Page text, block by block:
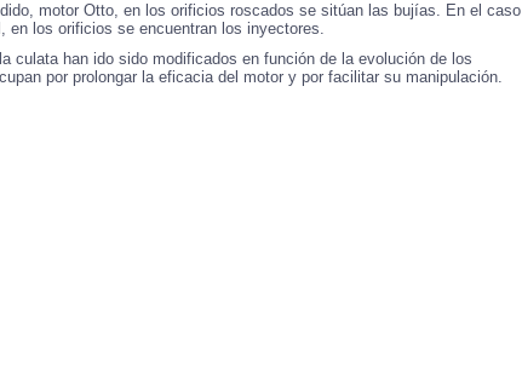
motor Otto, en los orificios roscados se sitúan las bujías. En el caso
en los orificios se encuentran los inyectores.
culata han ido sido modificados en función de la evolución de los
por prolongar la eficacia del motor y por facilitar su manipulación.